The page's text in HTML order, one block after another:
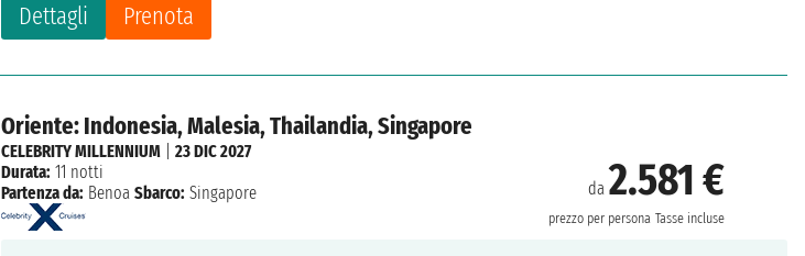
Dettagli Prenota
Oriente: Indonesia, Malesia, Thailandia, Singapore
da2.581 €
prezzo per persona Tasse incluse
CELEBRITY MILLENNIUM |23 DIC 2027
Durata: 11 notti
Partenza da: Benoa Sbarco: Singapore